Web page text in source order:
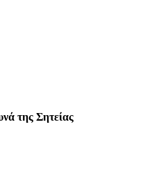
της Σητείας